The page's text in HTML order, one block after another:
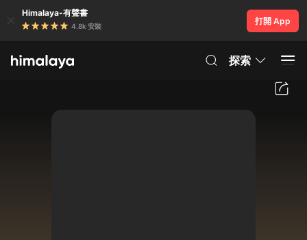
Himalaya-有聲書
4.8k 安裝
打開 App
探索